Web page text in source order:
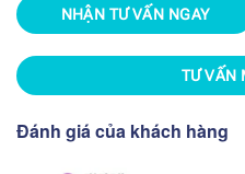
NHẬN TƯ VẤN NGAY
TƯ VẤN
Đánh giá của khách hàng